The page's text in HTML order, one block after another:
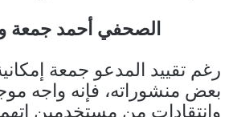
الصحفي أحمد جمعة
رغم تقييد المدعو جمعة
بعض منشوراته، فإنه واجه
وانتقادات من مستخدمين